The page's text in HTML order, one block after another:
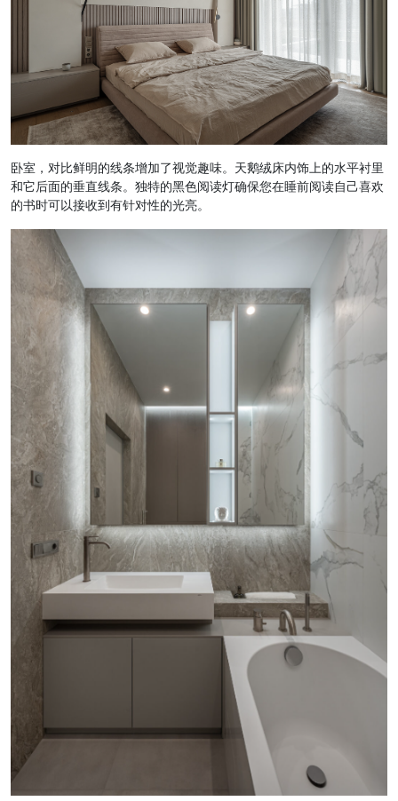
卧室，对比鲜明的线条增加了视觉趣味。天鹅绒床内饰上的水平衬里
和它后面的垂直线条。独特的黑色阅读灯确保您在睡前阅读自己喜欢
的书时可以接收到有针对性的光亮。